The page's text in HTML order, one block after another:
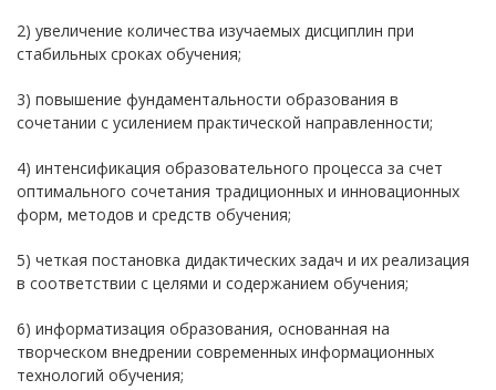
2) увеличение количества изучаемых дисциплин при
стабильных сроках обучения;
3) повышение фундаментальности образования в
сочетании с усилением практической направленности;
4) интенсификация образовательного процесса за счет
оптимального сочетания традиционных и инновационных
форм, методов и средств обучения;
5) четкая постановка дидактических задач и их реализация
в соответствии с целями и содержанием обучения;
6) информатизация образования, основанная на
творческом внедрении современных информационных
технологий обучения;